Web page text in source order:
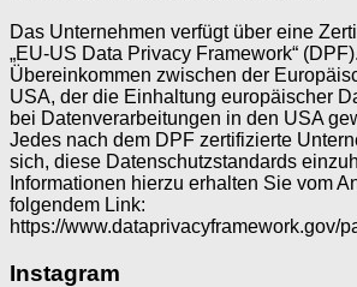
Das Unternehmen verfügt über eine
„EU-US Data Privacy Framework“
Übereinkommen zwischen der
USA, der die Einhaltung europäischer
bei Datenverarbeitungen in den USA
Jedes nach dem DPF zertifizierte
sich, diese Datenschutzstandards
Informationen hierzu erhalten Sie vom
folgendem Link:
https://www.dataprivacyframework.gov/
Instagram